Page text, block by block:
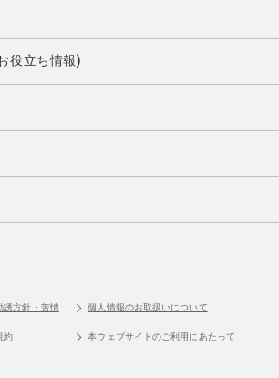
役立ち情報)
誘方針・苦情
個人情報のお取扱いについて
約
本ウェブサイトのご利用にあたって